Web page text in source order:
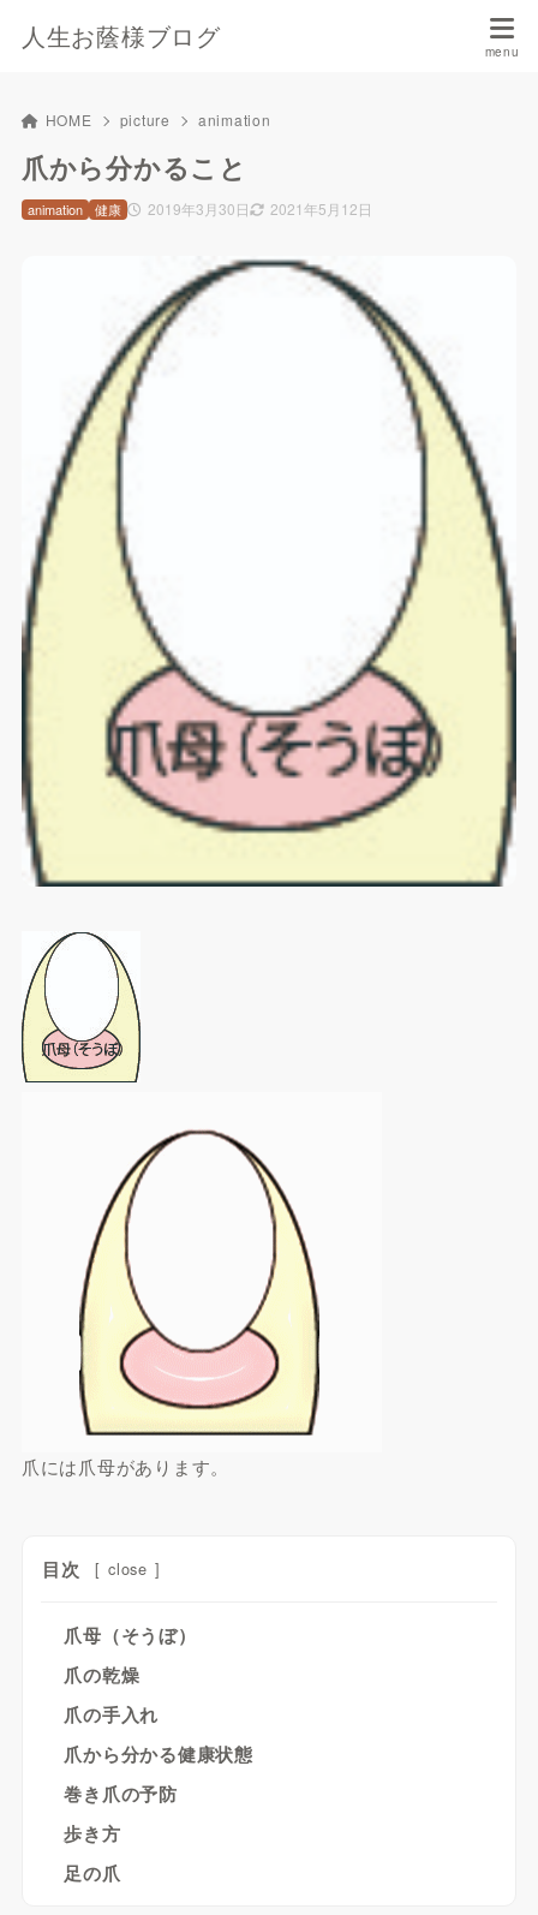
人生お蔭様ブログ
HOME picture animation
爪から分かること
2019年3月30日 2021年5月12日
animation 健康
爪には爪母があります。
目次 [ close ]
爪母（そうぼ）
爪の乾燥
爪の手入れ
爪から分かる健康状態
巻き爪の予防
歩き方
足の爪